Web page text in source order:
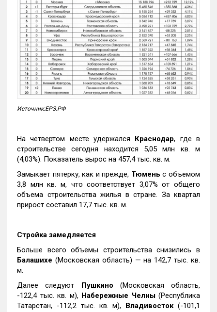
Источник:ЕРЗ.РФ
На четвертом месте удержался Краснодар, где в
строительстве сегодня находится 5,05 млн кв. м
(4,03%). Показатель вырос на 457,4 тыс. кв. м.
Замыкает пятерку, как и прежде, Тюмень с объемом
3,8 млн кв. м, что соответствует 3,07% от общего
объема строительства жилья в стране. За квартал
прирост составил 17,7 тыс. кв. м.
Стройка замедляется
Больше всего объемы строительства снизились в
Балашихе (Московская область) — на 142,7 тыс. кв.
м.
Далее следуют Пушкино (Московская область,
-122,4 тыс. кв. м), Набережные Челны(Республика
Татарстан, -112,2 тыс. кв. м), Владивосток(-101,1